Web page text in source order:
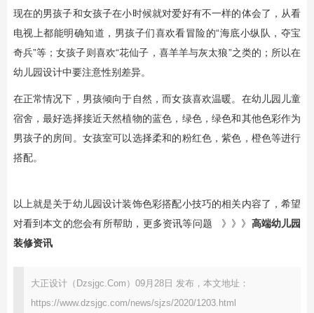
现在的男孩子和女孩子在小时候就对爱好有不一样的体会了，从看
电视上都能明确知道，男孩子们喜欢看冒险的“海底小纵队，夺宝
奇兵”等；女孩子则喜欢“花仙子，喜羊羊与灰太狼”之类的；所以在
幼儿园设计中要注意性别差异。
在正常情况下，男孩倾向于自然，而女孩喜欢温暖。在幼儿园儿童
宿舍，最好选择接近天然植物的蓝色，绿色，绿色和其他色彩作为
男孩子的房间。女孩室可以选择柔和的粉红色，紫色，橙色等进行
搭配。
以上就是关于幼儿园设计装饰色彩搭配小技巧的相关内容了，希望
对看到本文的您会有所帮助，更多资讯等问题 》》》 高端幼儿园
装修资讯
大正设计（Dzsjgc.Com）09月28日 发布，本文地址：
https://www.dzsjgc.com/news/sjzs/2020/1203.html